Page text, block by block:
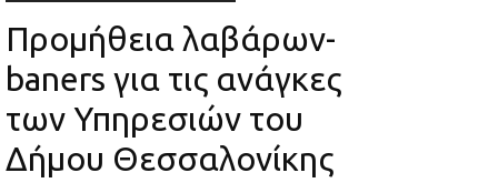
Προμήθεια λαβάρων-
baners για τις ανάγκες
των Υπηρεσιών του
Δήμου Θεσσαλονίκης